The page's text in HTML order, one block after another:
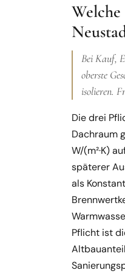
Bei Kauf,
oberste
isolieren.
Die drei
Dachraum
W/(m²·K)
späterer
als
Pflicht ist